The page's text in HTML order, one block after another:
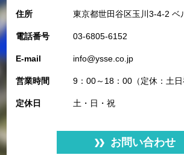
住所 東京都世田谷区玉川3-4-2 ベ
電話番号 03-6805-6152
E-mail info@ysse.co.jp
営業時間 9：00～18：00（定休：土日
定休日 土・日・祝
お問い合わせ